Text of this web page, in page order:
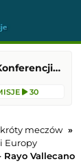
Liga Konferencji Europy
30
meczów
Europy
Rayo Vallecano